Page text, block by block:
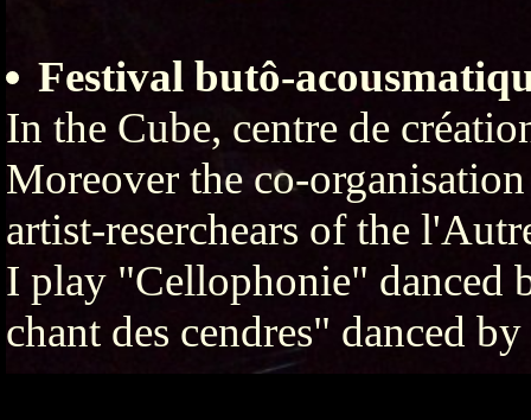
Festival butô-
In the Cube, centre de
Moreover the co-
artist-reserchears of the
I play "Cellophonie" danced
chant des cendres" danced